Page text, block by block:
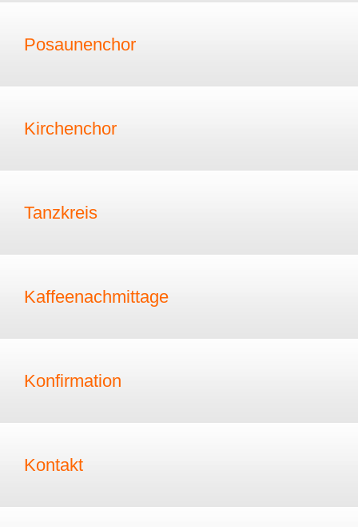
Posaunenchor
Kirchenchor
Tanzkreis
Kaffeenachmittage
Konfirmation
Kontakt